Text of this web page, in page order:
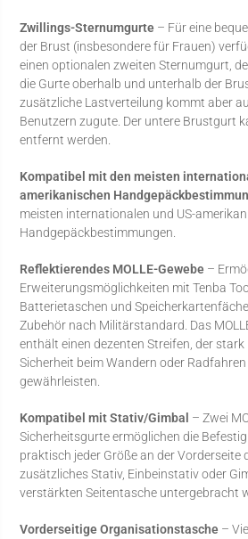
Zwillings-Sternumgurte – Für eine
der Brust (insbesondere für Frauen)
einen optionalen zweiten Sternumgurt,
die Gurte oberhalb und unterhalb der
zusätzliche Lastverteilung kommt aber
Benutzern zugute. Der untere Brustgurt
entfernt werden.
Kompatibel mit den meisten
amerikanischen
meisten internationalen und US-
Handgepäckbestimmungen.
Reflektierendes MOLLE-Gewebe –
Erweiterungsmöglichkeiten mit Tenba
Batterietaschen und
Zubehör nach Militärstandard. Das
enthält einen dezenten Streifen, der
Sicherheit beim Wandern oder
gewährleisten.
Kompatibel mit Stativ/Gimbal – Zwei
Sicherheitsgurte ermöglichen die
praktisch jeder Größe an der Vorderseite
zusätzliches Stativ, Einbeinstativ oder
verstärkten Seitentasche untergebracht
Vorderseitige Organisationstasche –